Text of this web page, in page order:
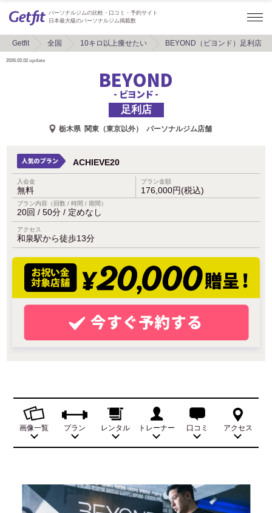
パーソナルジムの比較・口コミ・予約サイト
日本最大級のパーソナルジム掲載数
Getfit 全国 10キロ以上痩せたい BEYOND（ビヨンド）足利店
2026.02.02 update
BEYOND
- ビヨンド -
足利店
栃木県 関東（東京以外） パーソナルジム店舗
ACHIEVE20
入会金
無料
プラン金額
176,000円(税込)
プラン内容（回数 / 時間 / 期間）
20回 / 50分 / 定めなし
アクセス
和泉駅から徒歩13分
画像一覧 プラン レンタル トレーナー 口コミ アクセス